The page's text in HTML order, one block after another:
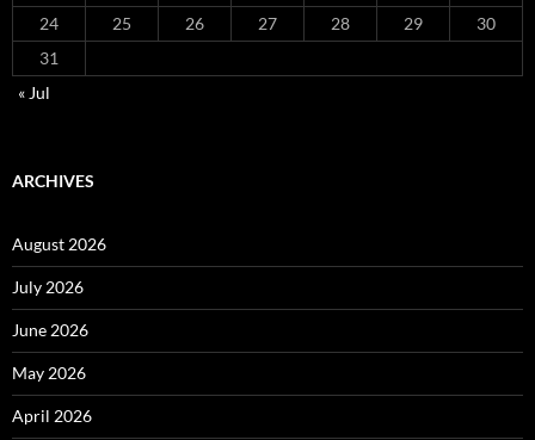
24
25 26 27 28 29
30
31
« Jul
ARCHIVES
August 2026
July 2026
June 2026
May 2026
April 2026